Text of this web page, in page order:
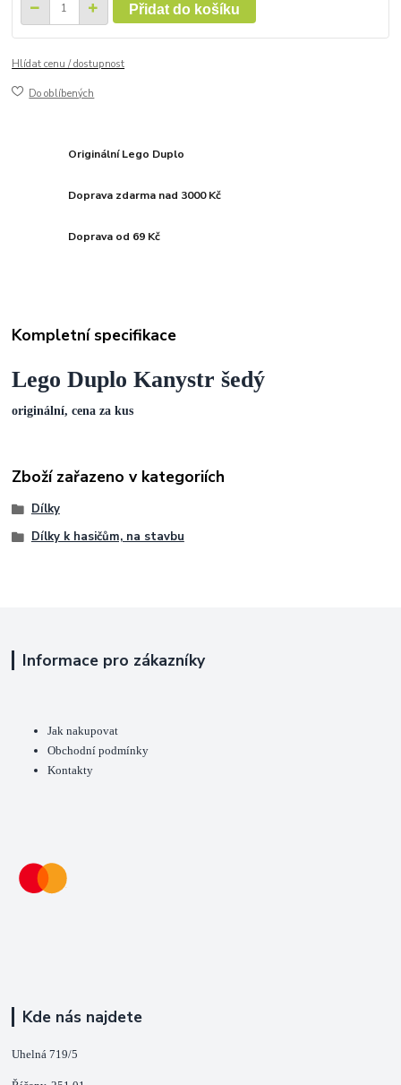
Přidat do košíku
Hlídat cenu / dostupnost
Do oblíbených
Originální Lego Duplo
Doprava zdarma nad 3000 Kč
Doprava od 69 Kč
Kompletní specifikace
Lego Duplo Kanystr šedý
originální, cena za kus
Zboží zařazeno v kategoriích
Dílky
Dílky k hasičům, na stavbu
Informace pro zákazníky
Jak nakupovat
Obchodní podmínky
Kontakty
Kde nás najdete
Uhelná 719/5